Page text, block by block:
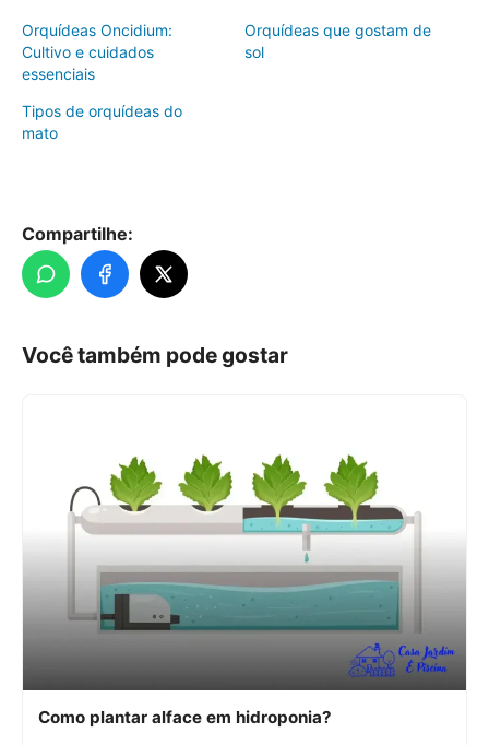
Orquídeas Oncidium:
Cultivo e cuidados
essenciais
Orquídeas que gostam de
sol
Tipos de orquídeas do
mato
Compartilhe:
Você também pode gostar
Como plantar alface em hidroponia?